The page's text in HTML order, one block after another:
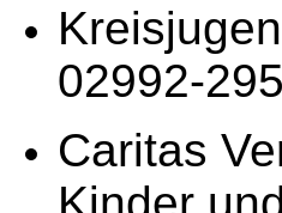
02992-
Caritas
Kinder